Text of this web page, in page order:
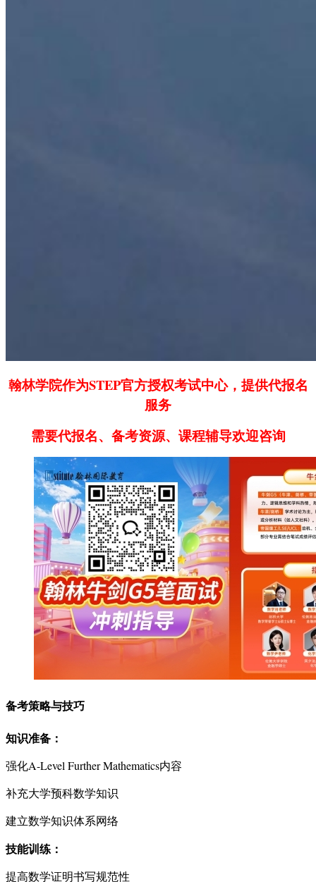
翰林学院作为STEP官方授权考试中心，提供代报名
服务
需要代报名、备考资源、课程辅导欢迎咨询
备考策略与技巧
知识准备：
强化A-Level Further Mathematics内容
补充大学预科数学知识
建立数学知识体系网络
技能训练：
提高数学证明书写规范性